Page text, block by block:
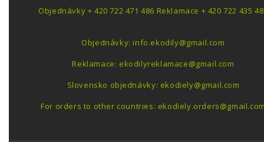
Objednávky + 420 722 471 486 Reklamace + 420 722 435
Objednávky: info.ekodily@gmail.com
Reklamace: ekodilyreklamace@gmail.com
Slovensko objednávky: ekodiely@gmail.com
For orders to other countries: